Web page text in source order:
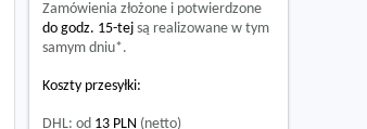
Zamówienia złożone i potwierdzone
do godz. 15-tej są realizowane w tym
samym dniu*.
Koszty przesyłki:
DHL: od 13 PLN (netto)